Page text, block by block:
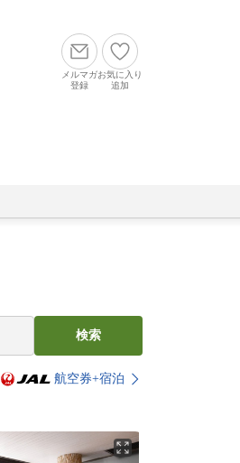
メルマガ
登録
お気に入り
追加
検索
航空券+宿泊